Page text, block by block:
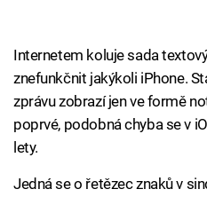
Internetem koluje sada
znefunkčnit jakýkoli iPhone.
zprávu zobrazí jen ve formě
poprvé, podobná chyba se v
lety.
Jedná se o řetězec znaků v